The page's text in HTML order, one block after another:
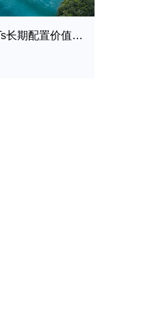
高速公路REITs长期配置价值显现-证券之星